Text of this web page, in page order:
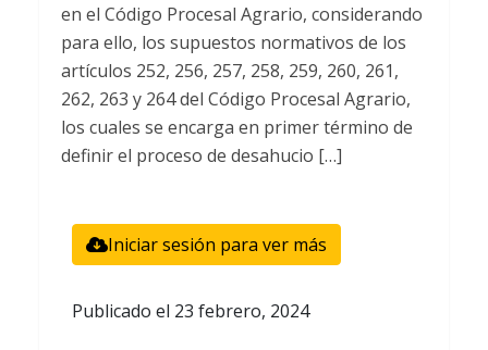
en el Código Procesal Agrario, considerando
para ello, los supuestos normativos de los
artículos 252, 256, 257, 258, 259, 260, 261,
262, 263 y 264 del Código Procesal Agrario,
los cuales se encarga en primer término de
definir el proceso de desahucio […]
Iniciar sesión para ver más
Publicado el 23 febrero, 2024